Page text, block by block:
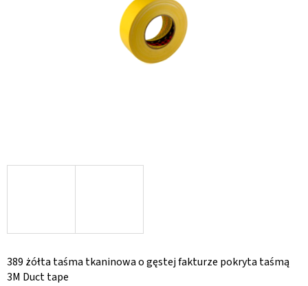
389 żółta taśma tkaninowa o gęstej fakturze pokryta taśmą
3M Duct tape